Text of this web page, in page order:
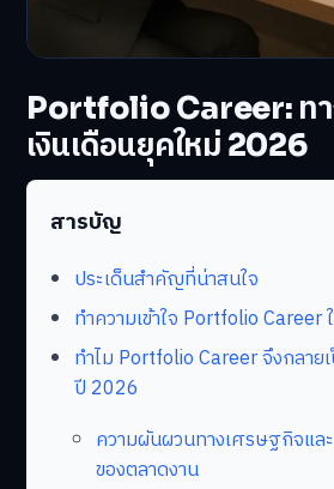
Portfolio Career: ท
เงินเดือนยุคใหม่ 2026
สารบัญ
ประเด็นสำคัญที่น่าสนใจ
ทำความเข้าใจ Portfolio
ทำไม Portfolio Career จึงกลา
ปี 2026
ความผันผวนทางเศรษฐกิจแล
ของตลาดงาน